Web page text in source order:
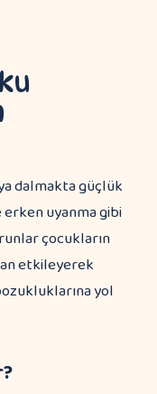
dalmakta güçlük
erken uyanma gibi
çocukların
etkileyerek
yol